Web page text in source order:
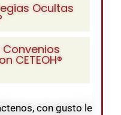
Ocultas
CETEOH®
con gusto le